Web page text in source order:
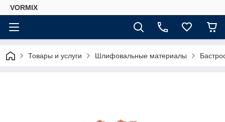
VORMIX
Товары и услуги Шлифовальные материалы